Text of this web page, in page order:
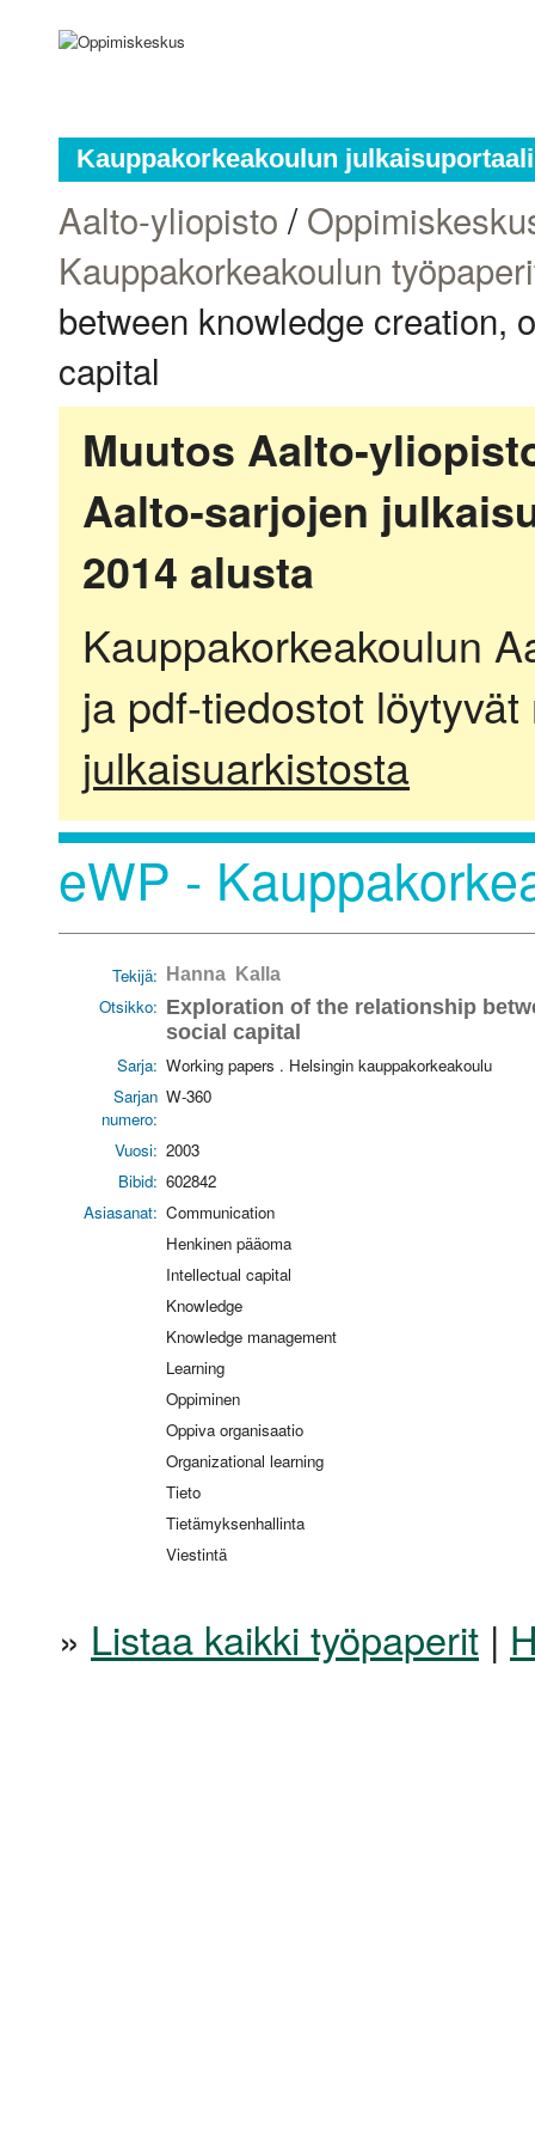
Kauppakorkeakoulun julkaisuportaali
Aalto-yliopisto /
Kauppakorkeakoulun
between knowledge creation,
capital
Muutos Aalto-
Aalto-sarjojen
2014 alusta
Kauppakorkeakoulun
ja pdf-tiedostot
julkaisuarkistosta
eWP -
Tekijä: Hanna Kalla
Otsikko: Exploration of the relationship
social capital
Sarja: Working papers . Helsingin kauppakorkeakoulu
Sarjan
numero:
W-360
Vuosi: 2003
Bibid: 602842
Asiasanat: Communication
Henkinen pääoma
Intellectual capital
Knowledge
Knowledge management
Learning
Oppiminen
Oppiva organisaatio
Organizational learning
Tieto
Tietämyksenhallinta
Viestintä
» Listaa kaikki työpaperit |